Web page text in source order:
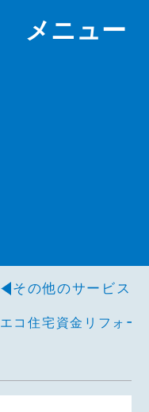
メニュー
その他のサービス
エコ住宅資金リフォ